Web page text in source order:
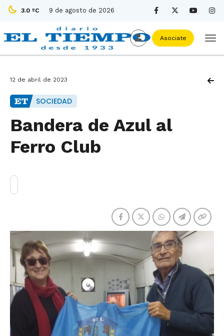
3.0 ºC 9 de agosto de 2026
Asociate
12 de abril de 2023
SOCIEDAD
Bandera de Azul al
Ferro Club